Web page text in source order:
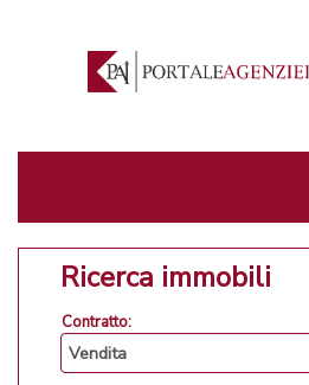
Ricerca immobili
Contratto: